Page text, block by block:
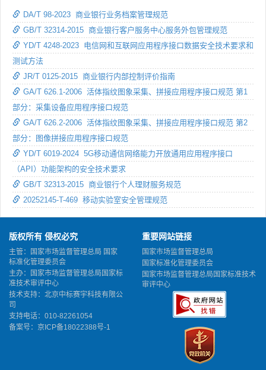
DA/T 98-2023 商业银行业务档案管理规范
GB/T 32314-2015 商业银行客户服务中心服务外包管理规范
YD/T 4248-2023 电信网和互联网应用程序接口数据安全技术要求和
测试方法
JR/T 0125-2015 商业银行内部控制评价指南
GA/T 626.1-2006 活体指纹图象采集、拼接应用程序接口规范 第1
部分：采集设备应用程序接口规范
GA/T 626.2-2006 活体指纹图象采集、拼接应用程序接口规范 第2
部分：图像拼接应用程序接口规范
YD/T 6019-2024 5G移动通信网络能力开放通用应用程序接口
（API）功能架构的安全技术要求
GB/T 32313-2015 商业银行个人理财服务规范
20252145-T-469 移动实验室安全管理规范
版权所有 侵权必究
主管：国家市场监督管理总局 国家
标准化管理委员会
主办：国家市场监督管理总局国家标
准技术审评中心
技术支持：北京中标赛宇科技有限公
司
支持电话：010-82261054
备案号： 京ICP备18022388号-1
重要网站链接
国家市场监督管理总局
国家标准化管理委员会
国家市场监督管理总局国家标准技术
审评中心